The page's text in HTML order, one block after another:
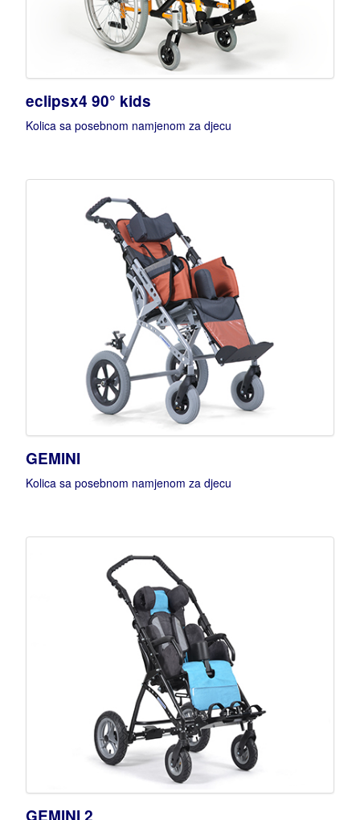
eclipsx4 90° kids
Kolica sa posebnom namjenom za djecu
GEMINI
Kolica sa posebnom namjenom za djecu
GEMINI 2